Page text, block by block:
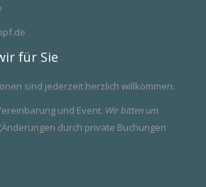
für Sie
sind jederzeit herzlich willkommen.
und Event. Wir bitten um
(Änderungen durch private Buchungen